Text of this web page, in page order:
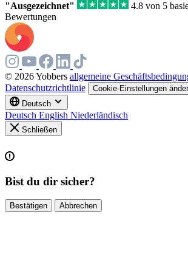
"Ausgezeichnet"
4.8 von 5
Bewertungen
© 2026 Yobbers allgemeine
Datenschutzrichtlinie
Cookie-Einstellungen
Deutsch
Deutsch English Niederländisch
Schließen
Bist du dir sicher?
Bestätigen Abbrechen